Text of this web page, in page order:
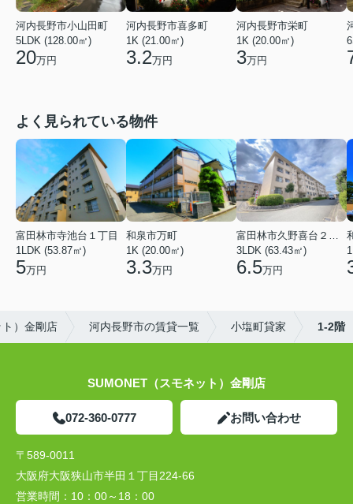
河内長野市小山田町
5LDK (128.00㎡)
20万円
河内長野市喜多町
1K (21.00㎡)
3.2万円
河内長野市栄町
1K (20.00㎡)
3万円
よく見られている物件
富田林市寺池台１丁目
1LDK (53.87㎡)
5万円
和泉市万町
1K (20.00㎡)
3.3万円
富田林市久野喜台２丁目
3LDK (63.43㎡)
6.5万円
）金剛店 河内長野市の賃貸一覧 小塩町貸家 1-2階
SUMONET（スモネット）金剛店
072-360-0777 お問い合わせ
〒589-0011
大阪府大阪狭山市半田１丁目224-66
営業時間： 10：00～18：00